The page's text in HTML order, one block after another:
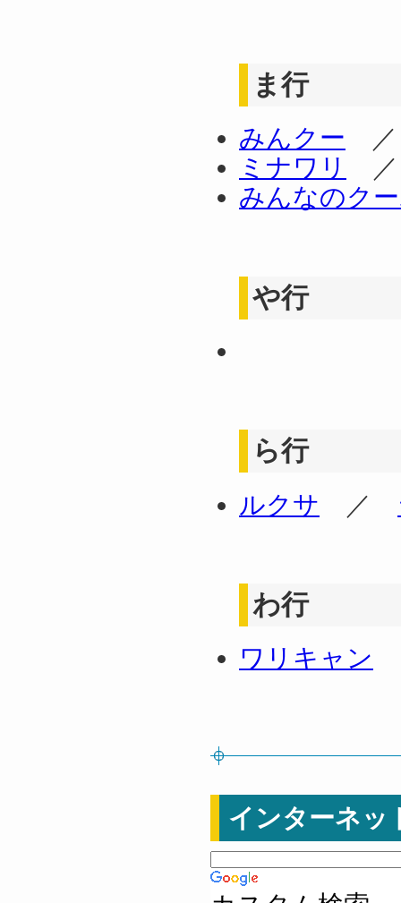
ま行
みんクー
ミナワリ
みんなのク
や行
ら行
ルクサ ／
わ行
ワリキャン
インターネッ